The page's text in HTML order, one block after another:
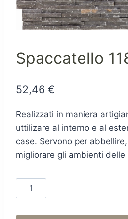
Spaccatello
52,46 €
Realizzati in maniera
uttilizare al interno e al
case. Servono per
migliorare gli ambienti delle
Spaccatello
118